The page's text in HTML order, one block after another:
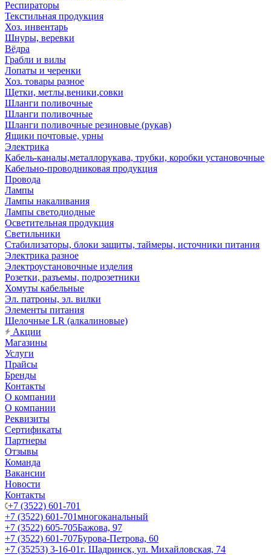
Респираторы
Текстильная продукция
Хоз. инвентарь
Шнуры, веревки
Вёдра
Грабли и вилы
Лопаты и черенки
Хоз. товары разное
Щетки, метлы,веники,совки
Шланги поливочные
Шланги поливочные
Шланги поливочные резиновые (рукав)
Ящики почтовые, урны
Электрика
Кабель-каналы,металлорукава, трубки, коробки установочные
Кабельно-проводниковая продукция
Провода
Лампы
Лампы накаливания
Лампы светодиодные
Осветительная продукция
Светильники
Стабилизаторы, блоки защиты, таймеры, источники питания
Электрика разное
Электроустановочные изделия
Розетки, разъемы, подрозетники
Хомуты кабельные
Эл. патроны, эл. вилки
Элементы питания
Щелочные LR (алкалиновые)
Акции
Магазины
Услуги
Прайсы
Бренды
Контакты
О компании
О компании
Реквизиты
Сертификаты
Партнеры
Отзывы
Команда
Вакансии
Новости
Контакты
+7 (3522) 601-701
+7 (3522) 601-701многоканальный
+7 (3522) 605-705Бажова, 97
+7 (3522) 601-707Бурова-Петрова, 60
+7 (35253) 3-16-01г. Шадринск, ул. Михайловская, 74